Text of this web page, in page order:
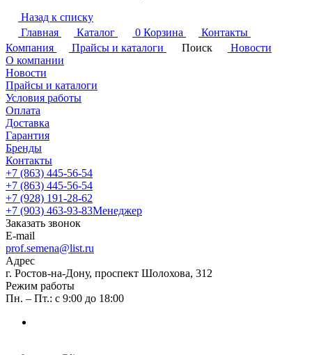
Назад к списку
Главная
Каталог 0 Корзина
Контакты
Компания
Прайсы и каталоги Поиск
Новости
О компании
Новости
Прайсы и каталоги
Условия работы
Оплата
Доставка
Гарантия
Бренды
Контакты
+7 (863) 445-56-54
+7 (863) 445-56-54
+7 (928) 191-28-62
+7 (903) 463-93-83Менеджер
Заказать звонок
E-mail
prof.semena@list.ru
Адрес
г. Ростов-на-Дону, проспект Шолохова, 312
Режим работы
Пн. – Пт.: с 9:00 до 18:00